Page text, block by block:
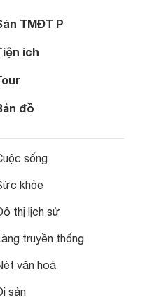
TMĐT P
ích
đồ
sống
khỏe
thị lịch sử
truyền thống
văn hoá
sản